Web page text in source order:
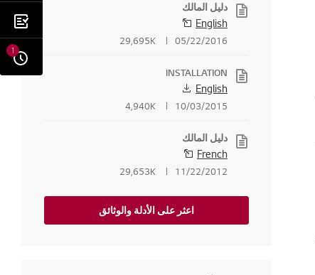
دليل المالك
English
05/22/2016
29,695K
INSTALLATION
English
10/03/2015
4,940K
دليل المالك
French
11/22/2012
29,653K
اعثر على الأدلة والوثائق
1